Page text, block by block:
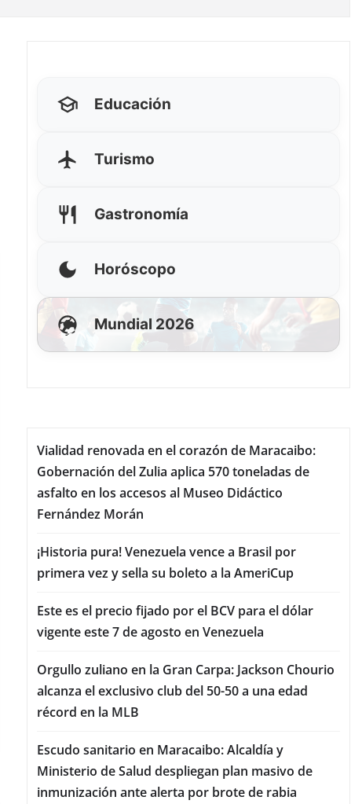
Educación
Turismo
Gastronomía
Horóscopo
Mundial 2026
Vialidad renovada en el corazón de Maracaibo:
Gobernación del Zulia aplica 570 toneladas de
asfalto en los accesos al Museo Didáctico
Fernández Morán
¡Historia pura! Venezuela vence a Brasil por
primera vez y sella su boleto a la AmeriCup
Este es el precio fijado por el BCV para el dólar
vigente este 7 de agosto en Venezuela
Orgullo zuliano en la Gran Carpa: Jackson Chourio
alcanza el exclusivo club del 50-50 a una edad
récord en la MLB
Escudo sanitario en Maracaibo: Alcaldía y
Ministerio de Salud despliegan plan masivo de
inmunización ante alerta por brote de rabia